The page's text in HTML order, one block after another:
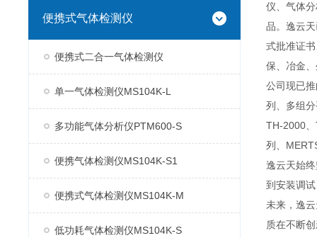
便携式气体检测仪
便携式二合一气体检测仪
单一气体检测仪MS104K-L
多功能气体分析仪PTM600-S
便携气体检测仪MS104K-S1
便携式气体检测仪MS104K-M
低功耗气体检测仪MS104K-S
仪、气体
品。逸云
式批准证
保、冶金
公司现已
列、多组
TH-2000
列、
逸云天始
到安装调
未来，逸
质在不断